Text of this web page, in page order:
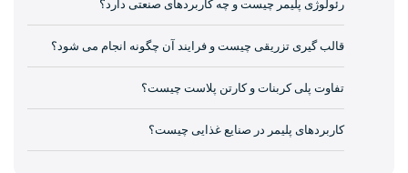
رئولوژی پلیمر چیست و چه کاربردهای صنعتی دارد؟
قالب گیری تزریقی چیست و فرایند آن چگونه انجام می شود؟
تفاوت پلی کربنات و کارتن پلاست چیست؟
کاربردهای پلیمر در صنایع غذایی چیست؟